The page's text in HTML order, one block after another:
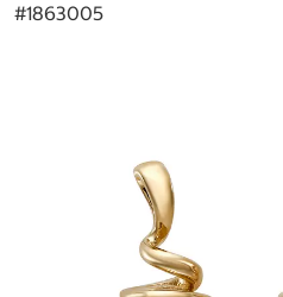
#1863005